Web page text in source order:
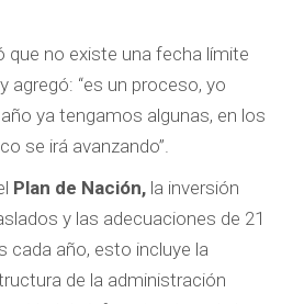
que no existe una fecha límite
agregó: “es un proceso, yo
ya tengamos algunas, en los
se irá avanzando”.
Plan de Nación, la inversión
y las adecuaciones de 21
cada año, esto incluye la
de la administración